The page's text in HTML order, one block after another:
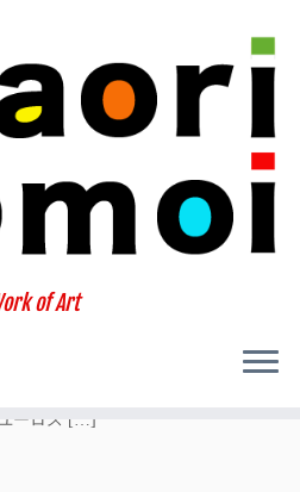
of Art
: 2017年6月7日
ユーロス […]